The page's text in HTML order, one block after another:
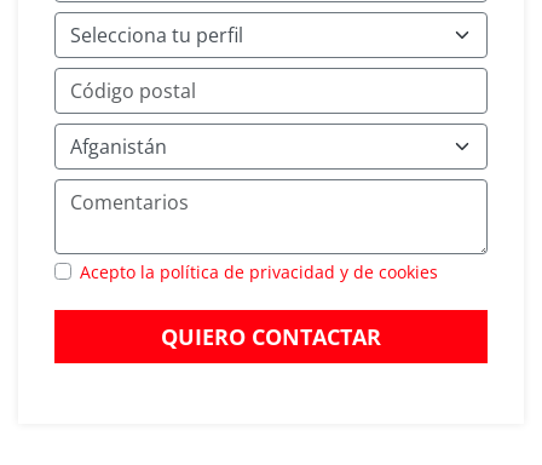
Acepto la política de privacidad y de cookies
QUIERO CONTACTAR